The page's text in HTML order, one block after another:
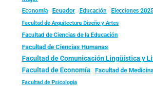
Economía Ecuador Educación Elecciones
Facultad de Arquitectura Diseño y Artes
Facultad de Ciencias de la Educación
Facultad de Ciencias Humanas
Facultad de Comunicación Lingüística y
Facultad de Economía Facultad de
Facultad de Psicología